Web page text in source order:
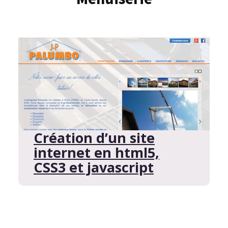
Création d’un site
internet en html5,
CSS3 et javascript